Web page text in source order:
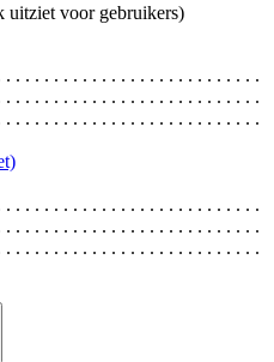
uitziet voor gebruikers)
. . . . . . . . . . . . . . . . . . . . . . . . . .
. . . . . . . . . . . . . . . . . . . . . . . . . .
. . . . . . . . . . . . . . . . . . . . . . . . . .
. . . . . . . . . . . . . . . . . . . . . . . . . .
. . . . . . . . . . . . . . . . . . . . . . . . . .
. . . . . . . . . . . . . . . . . . . . . . . . . .